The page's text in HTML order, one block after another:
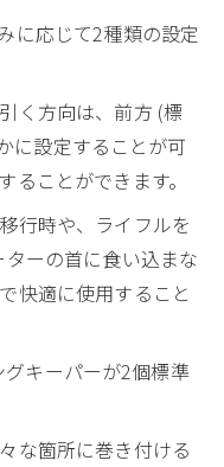
に応じて2種類の設定
く方向は、前方 (標
に設定することが可
ことができます。
行時や、ライフルを
ーの首に食い込まな
快適に使用すること
グキーパーが2個標準
な箇所に巻き付ける